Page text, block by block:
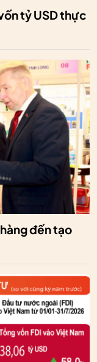
tỷ USD thực
đến tạo